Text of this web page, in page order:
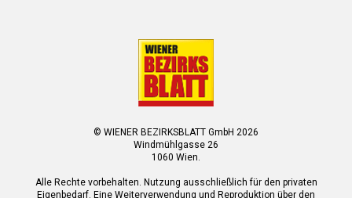
© WIENER BEZIRKSBLATT GmbH 2026
Windmühlgasse 26
1060 Wien.
Alle Rechte vorbehalten. Nutzung ausschließlich für den privaten
Eigenbedarf. Eine Weiterverwendung und Reproduktion über den